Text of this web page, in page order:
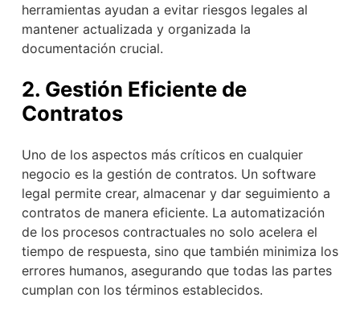
herramientas ayudan a evitar riesgos legales al
mantener actualizada y organizada la
documentación crucial.
2. Gestión Eficiente de
Contratos
Uno de los aspectos más críticos en cualquier
negocio es la gestión de contratos. Un software
legal permite crear, almacenar y dar seguimiento a
contratos de manera eficiente. La automatización
de los procesos contractuales no solo acelera el
tiempo de respuesta, sino que también minimiza los
errores humanos, asegurando que todas las partes
cumplan con los términos establecidos.